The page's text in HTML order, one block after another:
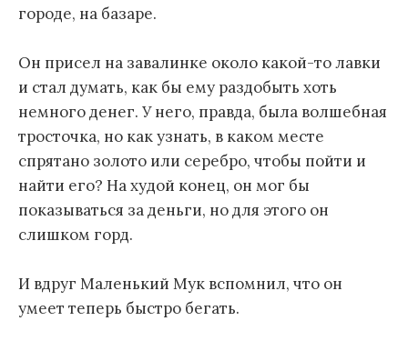
городе, на базаре.
Он присел на завалинке около какой-то лавки
и стал думать, как бы ему раздобыть хоть
немного денег. У него, правда, была волшебная
тросточка, но как узнать, в каком месте
спрятано золото или серебро, чтобы пойти и
найти его? На худой конец, он мог бы
показываться за деньги, но для этого он
слишком горд.
И вдруг Маленький Мук вспомнил, что он
умеет теперь быстро бегать.